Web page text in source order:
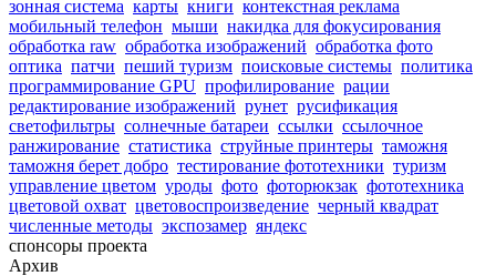
зонная система карты книги контекстная реклама
мобильный телефон мыши накидка для фокусирования
обработка raw обработка изображений обработка фото
оптика патчи пеший туризм поисковые системы политика
программирование GPU профилирование рации
редактирование изображений рунет русификация
светофильтры солнечные батареи ссылки ссылочное
ранжирование статистика струйные принтеры таможня
таможня берет добро тестирование фототехники туризм
управление цветом уроды фото фоторюкзак фототехника
цветовой охват цветовоспроизведение черный квадрат
численные методы экспозамер яндекс
спонсоры проекта
Архив